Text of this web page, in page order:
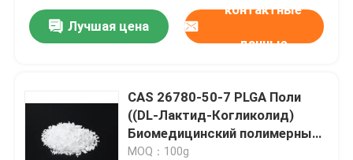
Лучшая цена
контактные
данные
CAS 26780-50-7 PLGA Поли
((DL-Лактид-Когликолид)
Биомедицинский полимерный
разлагаемый материал
MOQ：100g